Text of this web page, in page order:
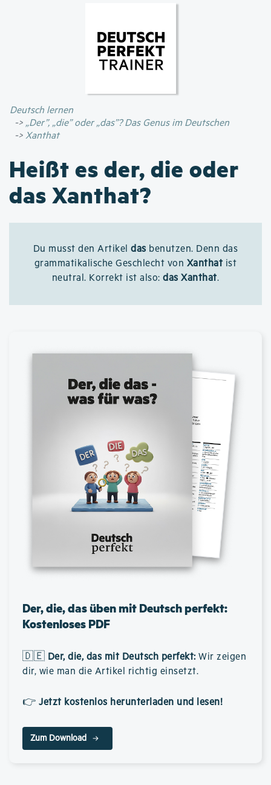
Inhalt
Deutsch lernen
„Der”, „die” oder „das”? Das Genus im Deutschen
Xanthat
Heißt es der, die oder
das Xanthat?
Du musst den Artikeldas benutzen. Denn das
grammatikalische Geschlecht von Xanthat ist
neutral. Korrekt ist also:das Xanthat.
Der, die, das üben mit Deutsch perfekt:
Kostenloses PDF
🇩🇪 Der, die, das mit Deutsch perfekt: Wir zeigen
dir, wie man die Artikel richtig einsetzt.
👉 Jetzt kostenlos herunterladen und lesen!
Zum Download